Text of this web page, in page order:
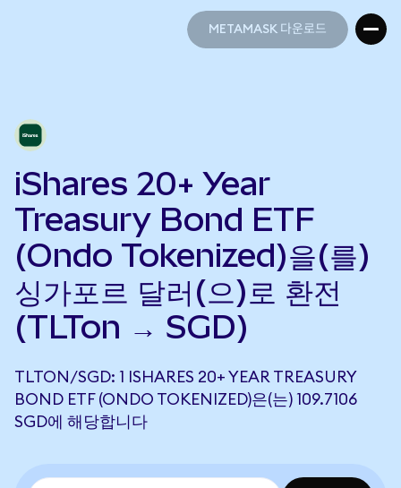
METAMASK 다운로드
iShares 20+ Year
Treasury Bond ETF
(Ondo Tokenized)을(를)
싱가포르 달러(으)로 환전
(TLTon → SGD)
TLTON/SGD: 1 ISHARES 20+ YEAR TREASURY
BOND ETF (ONDO TOKENIZED)은(는) 109.7106
SGD에 해당합니다